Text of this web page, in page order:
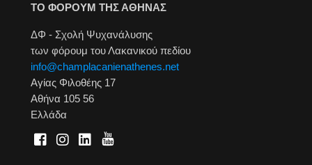
ΤΟ ΦΟΡΟΥΜ ΤΗΣ ΑΘΗΝΑΣ
ΔΦ - Σχολή Ψυχανάλυσης
των φόρουμ του Λακανικού πεδίου
info@champlacanienathenes.net
Αγίας Φιλοθέης 17
Αθήνα 105 56
Ελλάδα